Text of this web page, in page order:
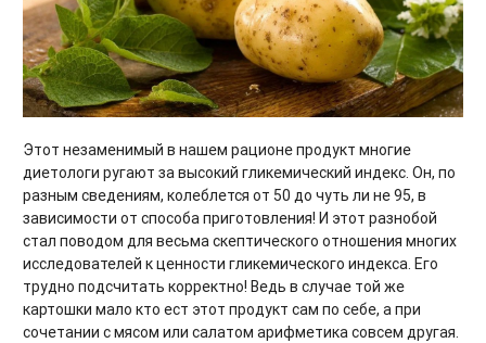
Этот незаменимый в нашем рационе продукт многие
диетологи ругают за высокий гликемический индекс. Он, по
разным сведениям, колеблется от 50 до чуть ли не 95, в
зависимости от способа приготовления! И этот разнобой
стал поводом для весьма скептического отношения многих
исследователей к ценности гликемического индекса. Его
трудно подсчитать корректно! Ведь в случае той же
картошки мало кто ест этот продукт сам по себе, а при
сочетании с мясом или салатом арифметика совсем другая.